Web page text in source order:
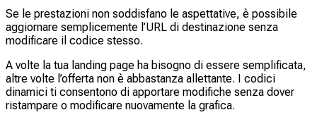
Se le prestazioni non soddisfano le aspettative, è possibile
aggiornare semplicemente l’URL di destinazione senza
modificare il codice stesso.
A volte la tua landing page ha bisogno di essere semplificata,
altre volte l’offerta non è abbastanza allettante. I codici
dinamici ti consentono di apportare modifiche senza dover
ristampare o modificare nuovamente la grafica.